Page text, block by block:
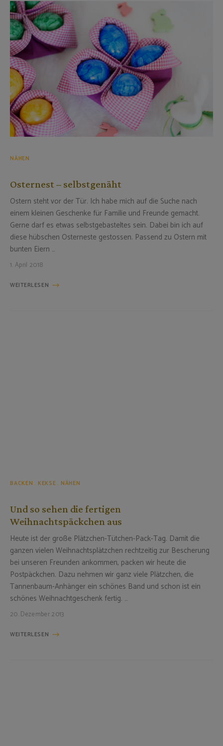
NÄHEN
Osternest – selbstgenäht
Ostern steht vor der Tür. Ich habe mich auf die Suche nach
einem kleinen Geschenke für Familie und Freunde gemacht.
Gerne darf es etwas selbstgebasteltes sein. Dabei bin ich auf
diese hübschen Osterneste gestossen. Passend zu Ostern mit
bunten Eiern …
1. April 2018
WEITERLESEN
BACKEN KEKSE NÄHEN
Und so sehen die fertigen
Weihnachtspäckchen aus
Heute ist der große Plätzchen-Tütchen-Pack-Tag. Damit die
ganzen vielen Weihnachtsplätzchen rechtzeitig zur Bescherung
bei unseren Freunden ankommen, packen wir heute die
Postpäckchen. Dazu nehmen wir ganz viele Plätzchen, die
Tannenbaum-Anhänger ein schönes Band und schon ist ein
schönes Weihnachtgeschenk fertig. …
20. Dezember 2013
WEITERLESEN